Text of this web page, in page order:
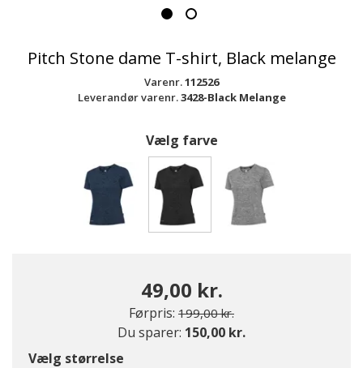
Pitch Stone dame T-shirt, Black melange
Varenr.112526
Leverandør varenr.3428-Black Melange
Vælg farve
49,00 kr.
Førpris: Pris nedsat fra
199,00 kr.til
Du sparer: 150,00 kr.
Vælg størrelse